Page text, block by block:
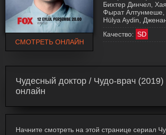
СМОТРЕТЬ ОНЛАЙН
Бихтер Динчел,
Фырат Алтунмеше,
Hülya Aydin,
Качество: SD
Чудесный доктор / Чудо-врач (2019)
онлайн
Начните смотреть на этой странице сериал